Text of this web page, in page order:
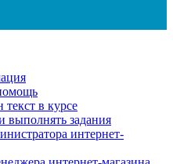
в курсе
выполнять задания
интернет-